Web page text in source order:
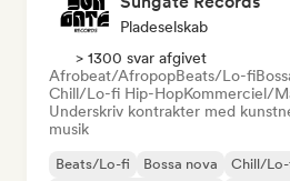
Pladeselskab
> 1300 svar afgivet
Afrobeat/AfropopBeats/Lo-fi
Chill/Lo-fi Hip-HopKommerciel/
Underskriv kontrakter med
musik
Beats/Lo-fi Bossa nova
Chill/